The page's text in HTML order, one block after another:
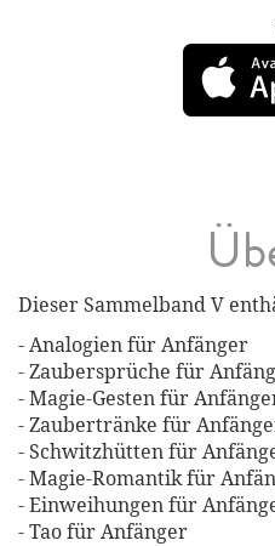
Dieser Sammelband V
- Analogien für Anfänger
- Zaubersprüche für
- Magie-Gesten für
- Zaubertränke für
- Schwitzhütten für
- Magie-Romantik für
- Einweihungen für
- Tao für Anfänger